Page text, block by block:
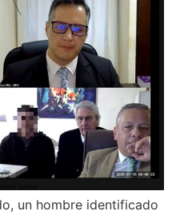
un hombre identificado